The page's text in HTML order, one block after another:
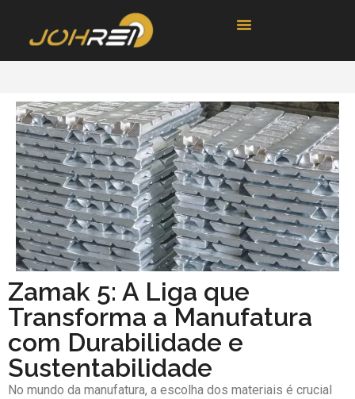
Zamak 5: A Liga que
Transforma a Manufatura
com Durabilidade e
Sustentabilidade
No mundo da manufatura, a escolha dos materiais é crucial